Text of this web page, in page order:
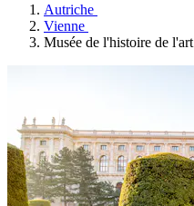
Autriche
Vienne
Musée de l'histoire de l'art